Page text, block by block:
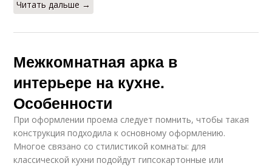
Читать дальше →
Межкомнатная арка в
интерьере на кухне.
Особенности
При оформлении проема следует помнить, чтобы такая
конструкция подходила к основному оформлению.
Многое связано со стилистикой комнаты: для
классической кухни подойдут гипсокартонные или